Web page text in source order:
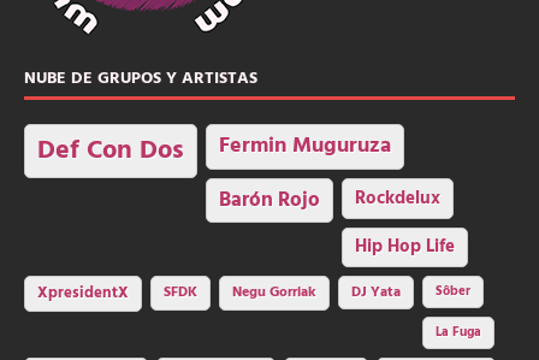
NUBE DE GRUPOS Y ARTISTAS
Def Con Dos Fermin Muguruza
Barón Rojo Rockdelux
Hip Hop Life
XpresidentX SFDK Negu Gorriak DJ Yata
Sôber
La Fuga